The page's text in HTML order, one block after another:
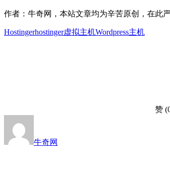
作者：牛奇网，本站文章均为辛苦原创，在此严
Hostingerhostinger虚拟主机Wordpress主机
赞
牛奇网